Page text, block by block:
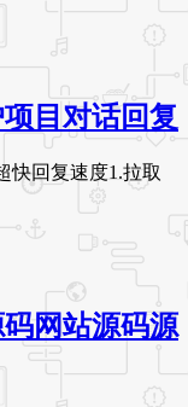
目对话回复
快回复速度1.拉取
网站源码源